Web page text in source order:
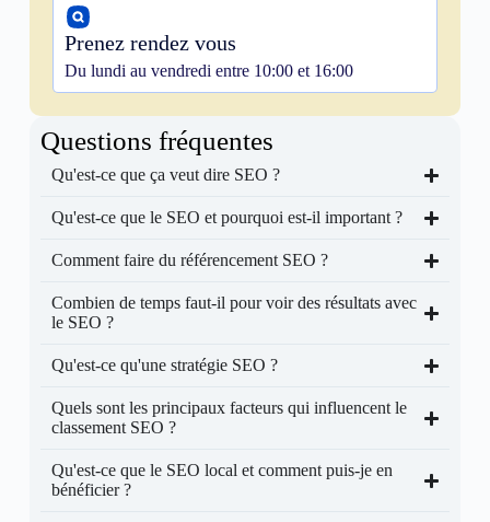
Prenez rendez vous
Du lundi au vendredi entre 10:00 et 16:00
Questions fréquentes
Qu'est-ce que ça veut dire SEO ?
Qu'est-ce que le SEO et pourquoi est-il important ?
Comment faire du référencement SEO ?
Combien de temps faut-il pour voir des résultats avec
le SEO ?
Qu'est-ce qu'une stratégie SEO ?
Quels sont les principaux facteurs qui influencent le
classement SEO ?
Qu'est-ce que le SEO local et comment puis-je en
bénéficier ?